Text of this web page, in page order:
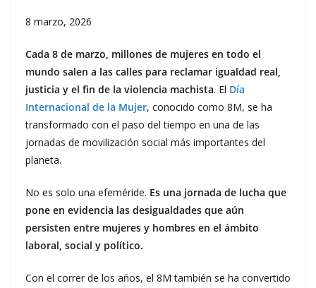
8 marzo, 2026
Cada 8 de marzo, millones de mujeres en todo el
mundo salen a las calles para reclamar igualdad real,
justicia y el fin de la violencia machista. El Día
Internacional de la Mujer, conocido como 8M, se ha
transformado con el paso del tiempo en una de las
jornadas de movilización social más importantes del
planeta.
No es solo una efeméride. Es una jornada de lucha que
pone en evidencia las desigualdades que aún
persisten entre mujeres y hombres en el ámbito
laboral, social y político.
Con el correr de los años, el 8M también se ha convertido